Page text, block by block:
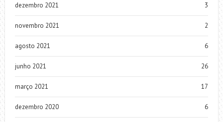
dezembro 2021 3
novembro 2021 2
agosto 2021 6
junho 2021 26
março 2021 17
dezembro 2020 6